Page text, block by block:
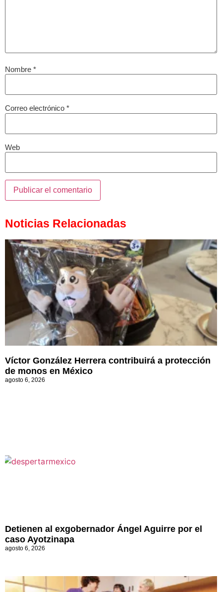
Nombre *
Correo electrónico *
Web
Noticias Relacionadas
Víctor González Herrera contribuirá a protección
de monos en México
agosto 6, 2026
Detienen al exgobernador Ángel Aguirre por el
caso Ayotzinapa
agosto 6, 2026